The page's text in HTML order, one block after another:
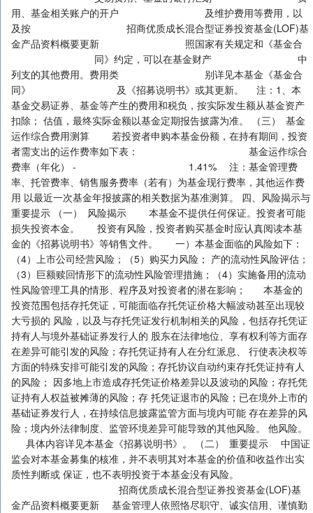
用、基金相关账户的开户 及维护费用等费用，以
及按 招商优质成长混合型证券投资基金(LOF)基
金产品资料概要更新 照国家有关规定和《基金合
同》约定，可以在基金财产 中
列支的其他费用。费用类 别详见本基金《基金合
同》 及《招募说明书》或其更新。 注：1、本
基金交易证券、基金等产生的费用和税负，按实际发生额从基金资产
扣除； 估值，最终实际金额以基金定期报告披露为准。 （三） 基金
运作综合费用测算 若投资者申购本基金份额，在持有期间，投资
者需支出的运作费率如下表： 基金运作综合
费率（年化） - 1.41% 注：基金管理费
率、托管费率、销售服务费率（若有）为基金现行费率，其他运作费
用 以最近一次基金年报披露的相关数据为基准测算。 四、风险揭示与
重要提示 （一） 风险揭示 本基金不提供任何保证。投资者可能
损失投资本金。 投资有风险，投资者购买基金时应认真阅读本基
金的《招募说明书》等销售文件。 一）本基金面临的风险如下：
（4）上市公司经营风险；（5）购买力风险； 产的流动性风险评估；
（3）巨额赎回情形下的流动性风险管理措施；（4）实施备用的流动
性风险管理工具的情形、程序及对投资者的潜在影响； 本基金的
投资范围包括存托凭证，可能面临存托凭证价格大幅波动甚至出现较
大亏损的 风险，以及与存托凭证发行机制相关的风险，包括存托凭证
持有人与境外基础证券发行人的 股东在法律地位、享有权利等方面存
在差异可能引发的风险；存托凭证持有人在分红派息、 行使表决权等
方面的特殊安排可能引发的风险；存托协议自动约束存托凭证持有人
的风险； 因多地上市造成存托凭证价格差异以及波动的风险；存托凭
证持有人权益被摊薄的风险；存 托凭证退市的风险；已在境外上市的
基础证券发行人，在持续信息披露监管方面与境内可能 存在差异的风
险；境内外法律制度、监管环境差异可能导致的其他风险。 他风险。
具体内容详见本基金《招募说明书》。 （二） 重要提示 中国证
监会对本基金募集的核准，并不表明其对本基金的价值和收益作出实
质性判断或 保证，也不表明投资于本基金没有风险。
招商优质成长混合型证券投资基金(LOF)基
金产品资料概要更新 基金管理人依照恪尽职守、诚实信用、谨慎勤